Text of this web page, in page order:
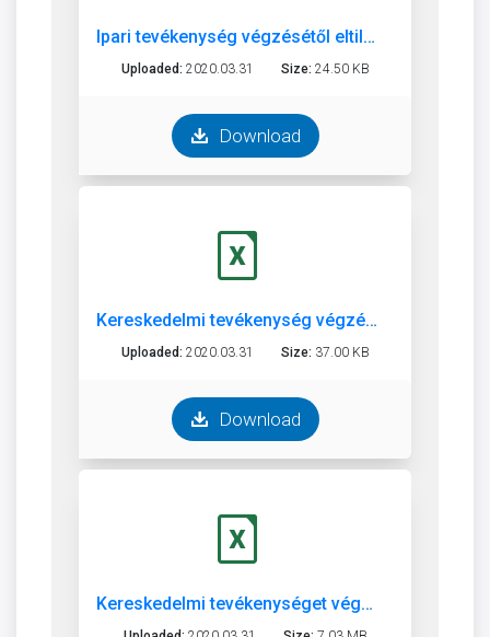
Ipari tevékenység végzésétől eltiltottak jegyzéke
Uploaded: 2020.03.31 Size: 24.50 KB
Download
Kereskedelmi tevékenység végzésétől eltiltottak jegyzéke
Uploaded: 2020.03.31 Size: 37.00 KB
Download
Kereskedelmi tevékenységet végző szolgáltatók nyilvántartása